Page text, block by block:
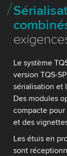
Le système
version TQS-
sérialisation et
Des modules
compacte
et des
Les étuis en
sont